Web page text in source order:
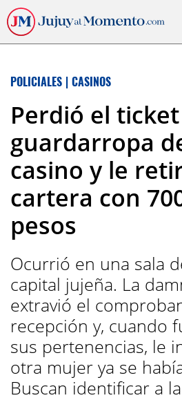
POLICIALES | CASINOS
Perdió el
guardarropa
casino y le
cartera con
pesos
Ocurrió en una sala
capital jujeña. La
extravió el
recepción y, cuando
sus pertenencias, le
otra mujer ya se
Buscan identificar a